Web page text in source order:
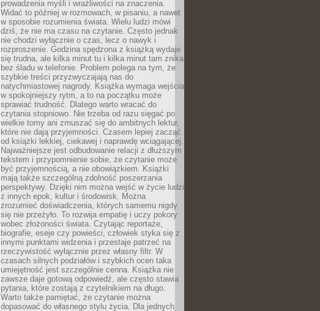
prowadzenia myśli i wrażliwości na znaczenia.
Widać to później w rozmowach, w pisaniu, a nawet
w sposobie rozumienia świata. Wielu ludzi mówi
dziś, że nie ma czasu na czytanie. Często jednak
nie chodzi wyłącznie o czas, lecz o nawyk i
rozproszenie. Godzina spędzona z książką wydaje
się trudna, ale kilka minut tu i kilka minut tam znika
bez śladu w telefonie. Problem polega na tym, że
szybkie treści przyzwyczajają nas do
natychmiastowej nagrody. Książka wymaga wejścia
w spokojniejszy rytm, a to na początku może
sprawiać trudność. Dlatego warto wracać do
czytania stopniowo. Nie trzeba od razu sięgać po
wielkie tomy ani zmuszać się do ambitnych lektur,
które nie dają przyjemności. Czasem lepiej zacząć
od książki lekkiej, ciekawej i naprawdę wciągającej.
Najważniejsze jest odbudowanie relacji z dłuższym
tekstem i przypomnienie sobie, że czytanie może
być przyjemnością, a nie obowiązkiem. Książki
mają także szczególną zdolność poszerzania
perspektywy. Dzięki nim można wejść w życie ludzi
z innych epok, kultur i środowisk. Można
zrozumieć doświadczenia, których samemu nigdy
się nie przeżyło. To rozwija empatię i uczy pokory
wobec złożoności świata. Czytając reportaże,
biografie, eseje czy powieści, człowiek styka się z
innymi punktami widzenia i przestaje patrzeć na
rzeczywistość wyłącznie przez własny filtr. W
czasach silnych podziałów i szybkich ocen taka
umiejętność jest szczególnie cenna. Książka nie
zawsze daje gotową odpowiedź, ale często stawia
pytania, które zostają z czytelnikiem na długo.
Warto także pamiętać, że czytanie można
dopasować do własnego stylu życia. Dla jednych